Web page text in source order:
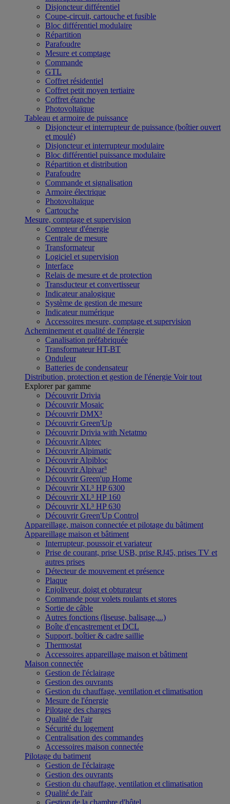
Disjoncteur différentiel
Coupe-circuit, cartouche et fusible
Bloc différentiel modulaire
Répartition
Parafoudre
Mesure et comptage
Commande
GTL
Coffret résidentiel
Coffret petit moyen tertiaire
Coffret étanche
Photovoltaïque
Tableau et armoire de puissance
Disjoncteur et interrupteur de puissance (boîtier ouvert
et moulé)
Disjoncteur et interrupteur modulaire
Bloc différentiel puissance modulaire
Répartition et distribution
Parafoudre
Commande et signalisation
Armoire électrique
Photovoltaïque
Cartouche
Mesure, comptage et supervision
Compteur d'énergie
Centrale de mesure
Transformateur
Logiciel et supervision
Interface
Relais de mesure et de protection
Transducteur et convertisseur
Indicateur analogique
Système de gestion de mesure
Indicateur numérique
Accessoires mesure, comptage et supervision
Acheminement et qualité de l'énergie
Canalisation préfabriquée
Transformateur HT-BT
Onduleur
Batteries de condensateur
Distribution, protection et gestion de l'énergie Voir tout
Explorer par gamme
Découvrir Drivia
Découvrir Mosaic
Découvrir DMX³
Découvrir Green'Up
Découvrir Drivia with Netatmo
Découvrir Alptec
Découvrir Alpimatic
Découvrir Alpibloc
Découvrir Alpivar³
Découvrir Green'up Home
Découvrir XL³ HP 6300
Découvrir XL³ HP 160
Découvrir XL³ HP 630
Découvrir Green'Up Control
Appareillage, maison connectée et pilotage du bâtiment
Appareillage maison et bâtiment
Interrupteur, poussoir et variateur
Prise de courant, prise USB, prise RJ45, prises TV et
autres prises
Détecteur de mouvement et présence
Plaque
Enjoliveur, doigt et obturateur
Commande pour volets roulants et stores
Sortie de câble
Autres fonctions (liseuse, balisage,...)
Boîte d'encastrement et DCL
Support, boîtier & cadre saillie
Thermostat
Accessoires appareillage maison et bâtiment
Maison connectée
Gestion de l'éclairage
Gestion des ouvrants
Gestion du chauffage, ventilation et climatisation
Mesure de l'énergie
Pilotage des charges
Qualité de l'air
Sécurité du logement
Centralisation des commandes
Accessoires maison connectée
Pilotage du batiment
Gestion de l'éclairage
Gestion des ouvrants
Gestion du chauffage, ventilation et climatisation
Qualité de l'air
Gestion de la chambre d'hôtel